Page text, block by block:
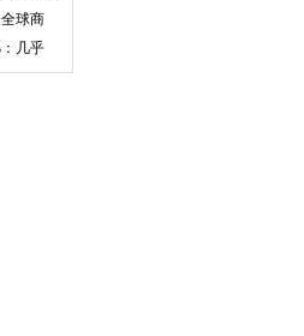
球商
几乎